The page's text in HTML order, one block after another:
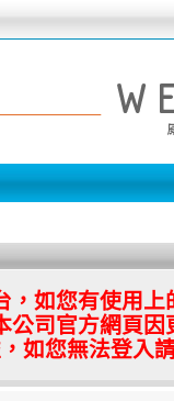
，如您有使用
公司官方網頁
如您無法登入